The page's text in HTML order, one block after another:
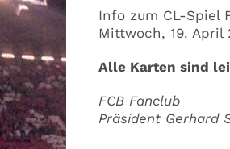
Info zum CL-Spiel
Mittwoch, 19. April
Alle Karten sind
FCB Fanclub
Präsident Gerhard